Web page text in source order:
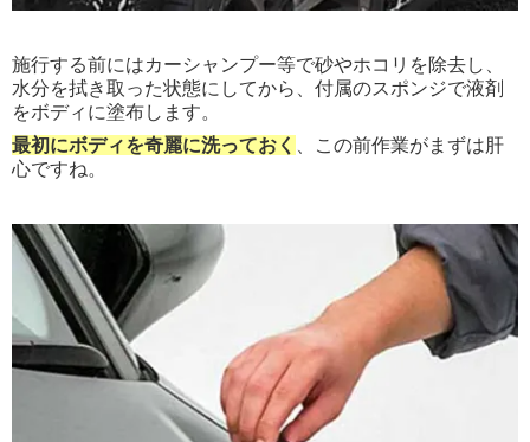
施行する前にはカーシャンプー等で砂やホコリを除去し、
水分を拭き取った状態にしてから、付属のスポンジで液剤
をボディに塗布します。
最初にボディを奇麗に洗っておく
、この前作業がまずは肝
心ですね。